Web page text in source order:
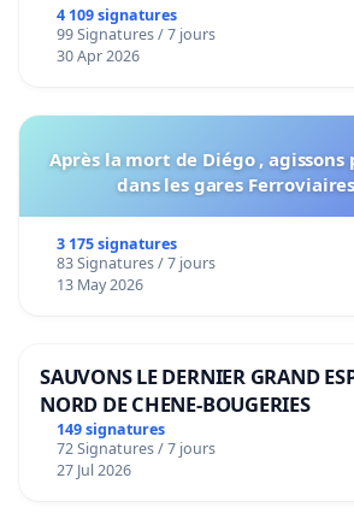
4 109 signatures
99 Signatures / 7 jours
30 Apr 2026
Après la mort de Diégo ,
dans les gares
3 175 signatures
83 Signatures / 7 jours
13 May 2026
SAUVONS LE DERNIER GRAND
NORD DE CHENE-BOUGERIES
149 signatures
72 Signatures / 7 jours
27 Jul 2026